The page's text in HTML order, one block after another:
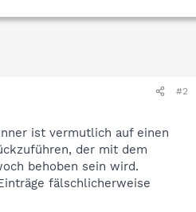
#2
ist vermutlich auf einen
der mit dem
behoben sein wird.
fälschlicherweise